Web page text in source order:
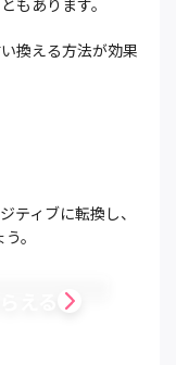
換える方法が効果
ティブに転換し、
。